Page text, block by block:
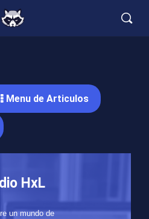
Menu de Articulos
HxL
un mundo de